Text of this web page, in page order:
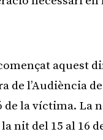
aquest
de l’Audiència
de la víctima. La
nit del 15 al 16